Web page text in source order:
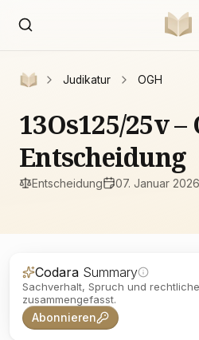
Judikatur OGH
13Os125/25v –
Entscheidung
Entscheidung 07. Januar 2026
Codara Summary
Sachverhalt, Spruch und
zusammengefasst.
Abonnieren